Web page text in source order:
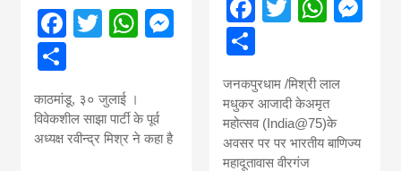
Facebook
TwitterWhatsApp
Messenger
काठमांडू, ३० जुलाई ।
विवेकशील साझा पार्टी के पूर्व
अध्यक्ष रवीन्द्र मिश्र ने कहा है
Facebook
Twitter
Share
जनकपुरधाम /मिश्री लाल
मधुकर आजादी केअमृत
महोत्सव (India@75)के
अवसर पर पर भारतीय बाणिज्य
महादूतावास वीरगंज